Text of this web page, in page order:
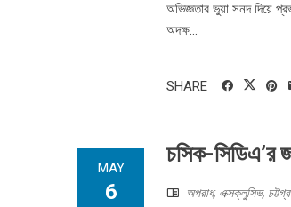
অভিজ্ঞতার ভুয়া সনদ দিয়ে
অদক্ষ...
SHARE
MAY
6
চসিক-সিডিএ’র
অপরাধ, এক্সক্লুসিভ,